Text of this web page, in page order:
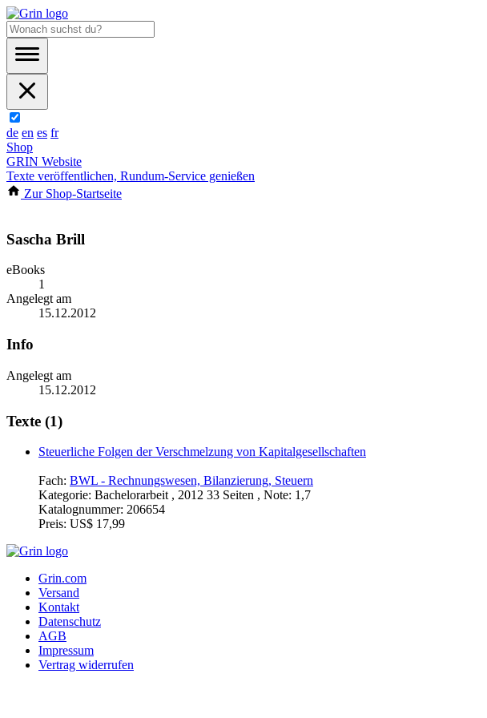
de en es fr
Shop
GRIN Website
Texte veröffentlichen, Rundum-Service genießen
Zur Shop-Startseite
Sascha Brill
eBooks
1
Angelegt am
15.12.2012
Info
Angelegt am
15.12.2012
Texte (1)
Steuerliche Folgen der Verschmelzung von Kapitalgesellschaften
Fach: BWL - Rechnungswesen, Bilanzierung, Steuern
Kategorie: Bachelorarbeit , 2012 33 Seiten , Note: 1,7
Katalognummer: 206654
Preis: US$ 17,99
Grin.com
Versand
Kontakt
Datenschutz
AGB
Impressum
Vertrag widerrufen